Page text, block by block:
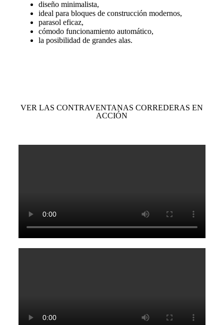
diseño minimalista,
ideal para bloques de construcción modernos,
parasol eficaz,
cómodo funcionamiento automático,
la posibilidad de grandes alas.
VER LAS CONTRAVENTANAS CORREDERAS EN
ACCIÓN